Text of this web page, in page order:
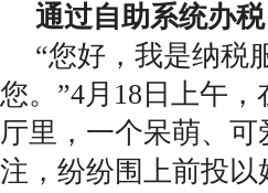
通过自助系统办
“您好，我是纳税
您。”4月18日上午
厅里，一个呆萌、
注，纷纷围上前投